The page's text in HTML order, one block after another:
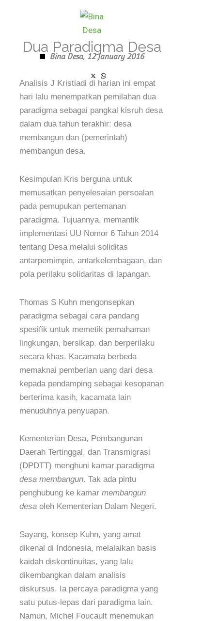
Dua Paradigma Desa
Bina Desa, 12 January 2016
Analisis J Kristiadi di harian ini empat
hari lalu menempatkan pemilahan dua
paradigma sebagai pangkal kisruh desa
dalam dua tahun terakhir: desa
membangun dan (pemerintah)
membangun desa.
Kesimpulan Kris berguna untuk
memusatkan penyelesaian persoalan
pada pemupukan pertemanan
paradigma. Tujuannya, memantik
implementasi UU Nomor 6 Tahun 2014
tentang Desa melalui soliditas
antarpemimpin, antarkelembagaan, dan
pola perilaku solidaritas di lapangan.
Thomas S Kuhn mengonsepkan
paradigma sebagai cara pandang
spesifik untuk memetik pemahaman
lingkungan, bersikap, dan berperilaku
secara khas. Kacamata berbeda
memaknai pemberian uang dari desa
kepada pendamping sebagai kesopanan
berterima kasih, kacamata lain
menuduhnya penyuapan.
Kementerian Desa, Pembangunan
Daerah Tertinggal, dan Transmigrasi
(DPDTT) menghuni kamar paradigma
desa membangun. Tak ada pintu
penghubung ke kamar membangun
desa oleh Kementerian Dalam Negeri.
Sayang, konsep Kuhn, yang amat
dikenal di Indonesia, melalaikan basis
kaidah diskontinuitas, yang lalu
dikembangkan dalam analisis
diskursus. Ia percaya paradigma yang
satu putus-lepas dari paradigma lain.
Namun, Michel Foucault menemukan